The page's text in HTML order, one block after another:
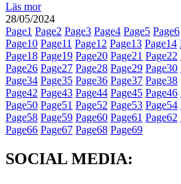
Läs mor
28/05/2024
Page1 Page2 Page3 Page4 Page5 Page6
Page10 Page11 Page12 Page13 Page14
Page18 Page19 Page20 Page21 Page22
Page26 Page27 Page28 Page29 Page30
Page34 Page35 Page36 Page37 Page38
Page42 Page43 Page44 Page45 Page46
Page50 Page51 Page52 Page53 Page54
Page58 Page59 Page60 Page61 Page62
Page66 Page67 Page68 Page69
SOCIAL MEDIA: